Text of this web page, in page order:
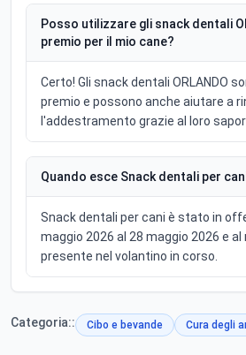
Posso utilizzare gli snack dentali
premio per il mio cane?
Certo! Gli snack dentali ORLANDO
premio e possono anche aiutare a
l'addestramento grazie al loro
Quando esce Snack dentali per
Snack dentali per cani è stato in
maggio 2026 al 28 maggio 2026 e
presente nel volantino in corso.
Categoria:: Cibo e bevande Cura degli